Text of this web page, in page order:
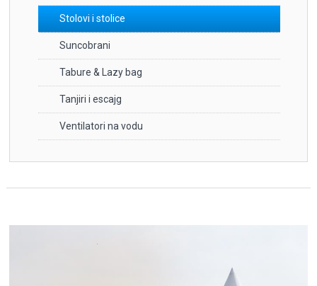
Stolovi i stolice
Suncobrani
Tabure & Lazy bag
Tanjiri i escajg
Ventilatori na vodu